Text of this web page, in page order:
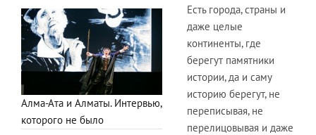
Алма-Ата и Алматы. Интервью,
которого не было
Есть города, страны и
даже целые
континенты, где
берегут памятники
истории, да и саму
историю берегут, не
переписывая, не
перелицовывая и даже